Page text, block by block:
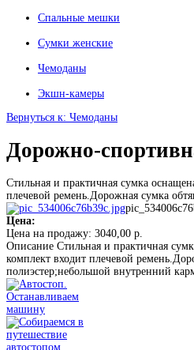
Спальные мешки
Сумки женские
Чемоданы
Экшн-камеры
Вернуться к: Чемоданы
Дорожно-
Стильная и практичная сумка
плечевой ремень.Дорожная сумка
Цена:
Цена на продажу: 3040,00 р.
Описание Стильная и практичная
комплект входит плечевой
полиэстер;небольшой внутренний